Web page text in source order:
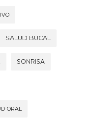
SALUD BUCAL
SONRISA
ORAL